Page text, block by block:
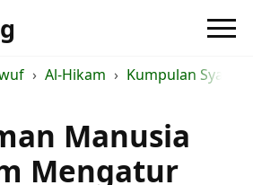
Al-Hikam Kumpulan Syarah
Manusia
Mengatur